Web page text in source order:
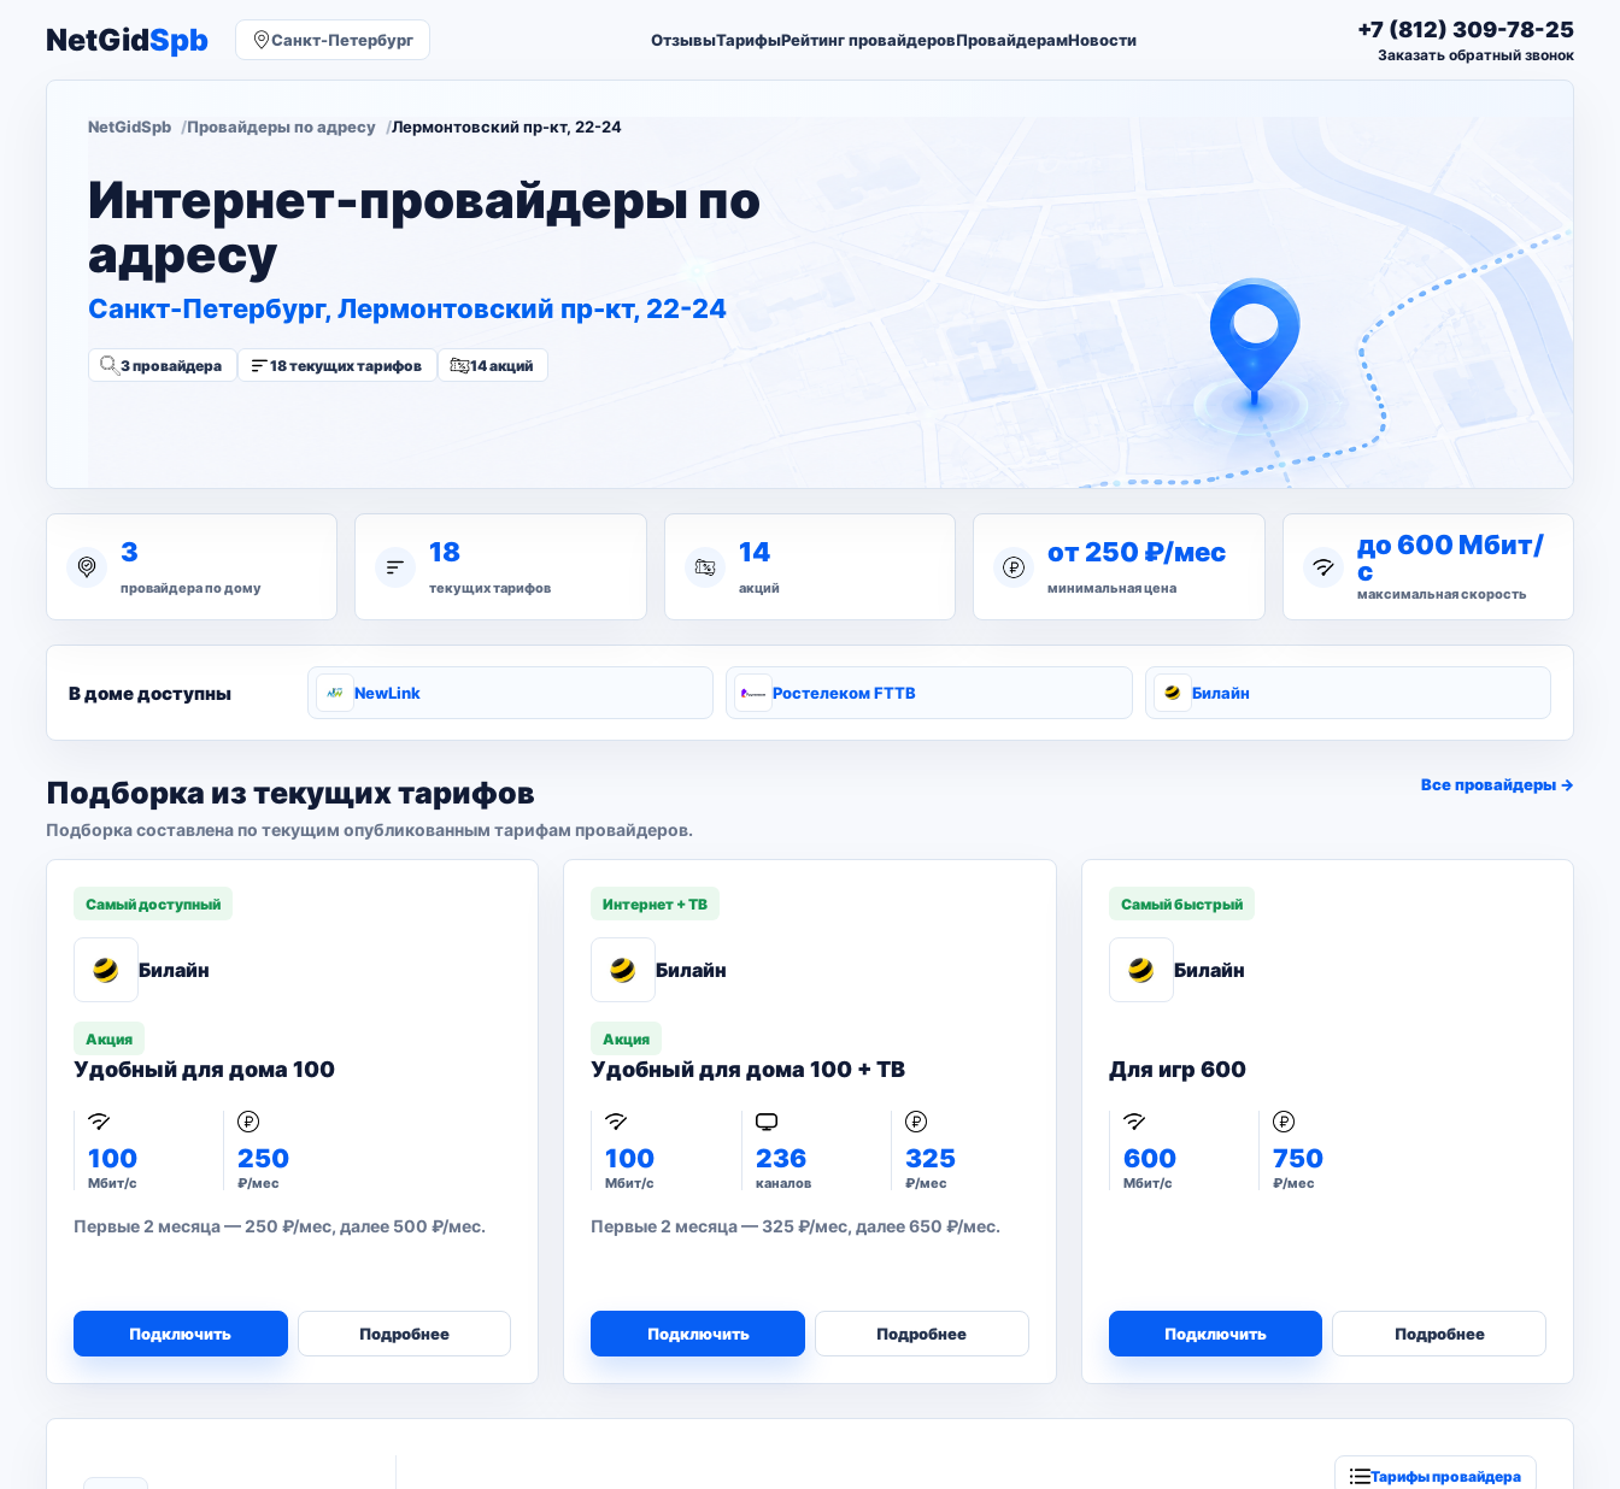
NetGidSpb Санкт-Петербург ОтзывыТарифыРейтинг провайдеровПровайдерамНовости +7 (812) 309-78-25
Заказать обратный звонок
NetGidSpb Провайдеры по адресу Лермонтовский пр-кт, 22-24
Интернет-провайдеры по
адресу
Санкт-Петербург, Лермонтовский пр-кт, 22-24
3 провайдера 18 текущих тарифов 14 акций
3
провайдера по дому
18
текущих тарифов
14
акций
от 250 ₽/мес
минимальная цена
до 600 Мбит/
с
максимальная скорость
В доме доступны NewLink Ростелеком FTTB Билайн
Подборка из текущих тарифов
Подборка составлена по текущим опубликованным тарифам провайдеров.
Все провайдеры →
Самый доступный
Билайн
Акция
Удобный для дома 100
100
Мбит/с
250
₽/мес
Первые 2 месяца — 250 ₽/мес, далее 500 ₽/мес.
Подключить Подробнее
Интернет + ТВ
Билайн
Акция
Удобный для дома 100 + ТВ
100
Мбит/с
236
каналов
325
₽/мес
Первые 2 месяца — 325 ₽/мес, далее 650 ₽/мес.
Подключить Подробнее
Самый быстрый
Билайн
Для игр 600
600
Мбит/с
750
₽/мес
Подключить Подробнее
Тарифы провайдера